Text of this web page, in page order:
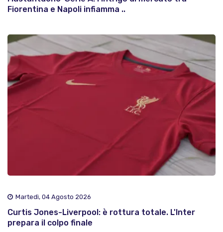
Fiorentina e Napoli infiamma ..
Martedì, 04 Agosto 2026
Curtis Jones-Liverpool: è rottura totale. L'Inter
prepara il colpo finale